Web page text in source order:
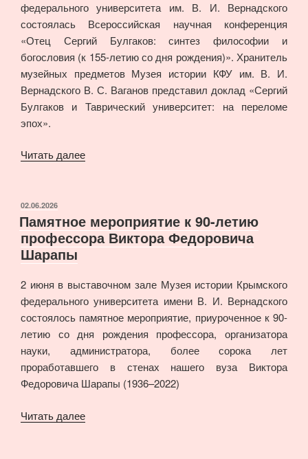
федерального университета им. В. И. Вернадского
состоялась Всероссийская научная конференция
«Отец Сергий Булгаков: синтез философии и
богословия (к 155-летию со дня рождения)». Хранитель
музейных предметов Музея истории КФУ им. В. И.
Вернадского В. С. Ваганов представил доклад «Сергий
Булгаков и Таврический университет: на переломе
эпох».
Читать далее«Музей
В.
И.
на
Всероссийской
научной
конференции»
ОПУБЛИКОВАНО
02.06.2026
Памятное мероприятие к 90-летию
профессора Виктора Федоровича
Шарапы
2 июня в выставочном зале Музея истории Крымского
федерального университета имени В. И. Вернадского
состоялось памятное мероприятие, приуроченное к 90-
летию со дня рождения профессора, организатора
науки, администратора, более сорока лет
проработавшего в стенах нашего вуза Виктора
Федоровича Шарапы (1936–2022)
Читать далее«Памятное